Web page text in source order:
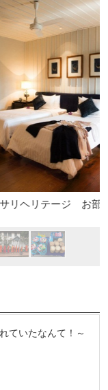
ジ お部屋一例
ていたなんて！～